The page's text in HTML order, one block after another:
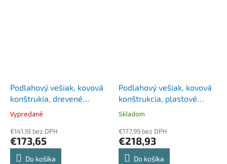
Podlahový vešiak, kovová
konštrukia, drevené
doplnky, "Orione", čierny
Vypredané
€141,18 bez DPH
€173,65
Do košíka
Podlahový vešiak, kovová
konštrukcia, plastové
doplnky, ALBA "Chromy",
Skladom
€177,99 bez DPH
€218,93
Do košíka